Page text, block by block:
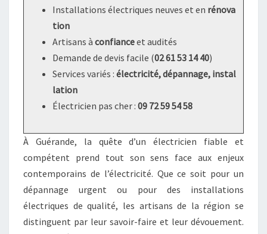
Installations électriques neuves et en rénova
tion
Artisans à confianceet audités
Demande de devis facile (02 61 53 14 40)
Services variés : électricité, dépannage, instal
lation
Électricien pas cher : 09 72 59 54 58
À Guérande, la quête d’un électricien fiable et
compétent prend tout son sens face aux enjeux
contemporains de l’électricité. Que ce soit pour un
dépannage urgent ou pour des installations
électriques de qualité, les artisans de la région se
distinguent par leur savoir-faire et leur dévouement.